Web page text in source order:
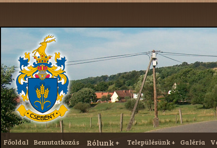
Főoldal Bemutatkozás Rólunk Településünk Galéria